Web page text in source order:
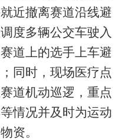
近撤离赛道沿线避
度多辆公交车驶入
道上的选手上车避
同时，现场医疗点
道机动巡逻，重点
情况并及时为运动
资。